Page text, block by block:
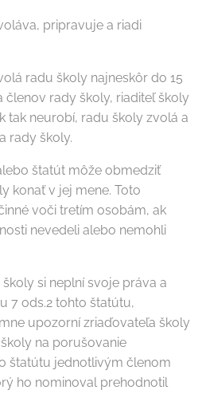
pripravuje a riadi
radu školy najneskôr do 15
členov rady školy, riaditeľ školy
tak neurobí, radu školy zvolá a
rady školy.
štatút môže obmedziť
konať v jej mene. Toto
voči tretím osobám, ak
nevedeli alebo nemohli
si neplní svoje práva a
7 ods.2 tohto štatútu,
upozorní zriaďovateľa školy
na porušovanie
štatútu jednotlivým členom
ho nominoval prehodnotil